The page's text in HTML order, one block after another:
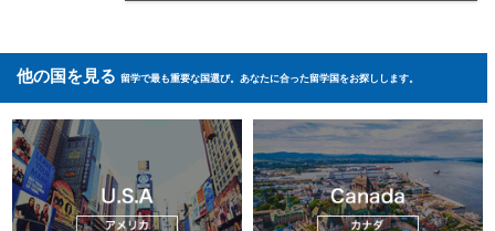
他の国を見る 留学で最も重要な国選び。あなたに合った留学国をお探しします。